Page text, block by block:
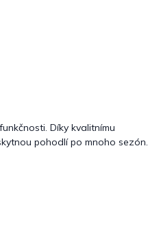
Díky kvalitnímu
pohodlí po mnoho sezón.